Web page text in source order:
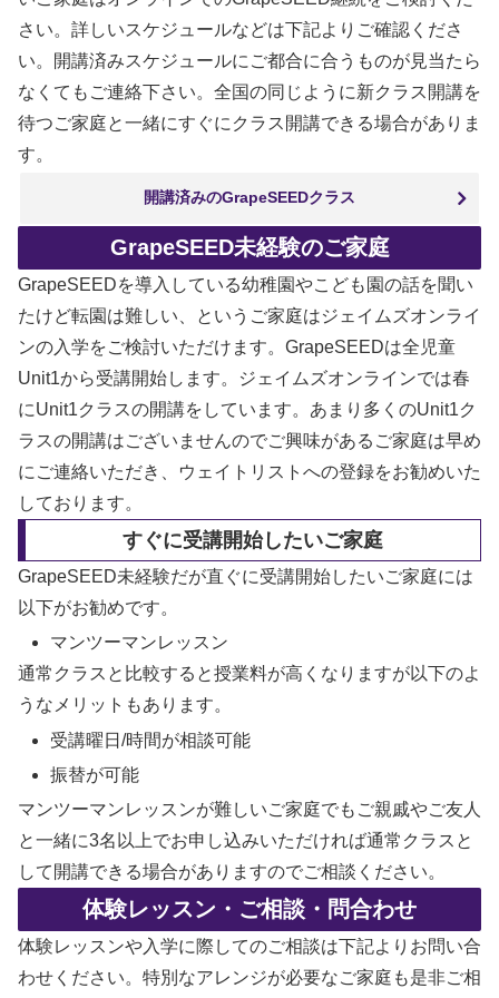
さい。詳しいスケジュールなどは下記よりご確認くださ
い。開講済みスケジュールにご都合に合うものが見当たら
なくてもご連絡下さい。全国の同じように新クラス開講を
待つご家庭と一緒にすぐにクラス開講できる場合がありま
す。
開講済みのGrapeSEEDクラス
GrapeSEED未経験のご家庭
GrapeSEEDを導入している幼稚園やこども園の話を聞い
たけど転園は難しい、というご家庭はジェイムズオンライ
ンの入学をご検討いただけます。GrapeSEEDは全児童
Unit1から受講開始します。ジェイムズオンラインでは春
にUnit1クラスの開講をしています。あまり多くのUnit1ク
ラスの開講はございませんのでご興味があるご家庭は早め
にご連絡いただき、ウェイトリストへの登録をお勧めいた
しております。
すぐに受講開始したいご家庭
GrapeSEED未経験だが直ぐに受講開始したいご家庭には
以下がお勧めです。
マンツーマンレッスン
通常クラスと比較すると授業料が高くなりますが以下のよ
うなメリットもあります。
受講曜日/時間が相談可能
振替が可能
マンツーマンレッスンが難しいご家庭でもご親戚やご友人
と一緒に3名以上でお申し込みいただければ通常クラスと
して開講できる場合がありますのでご相談ください。
体験レッスン・ご相談・問合わせ
体験レッスンや入学に際してのご相談は下記よりお問い合
わせください。特別なアレンジが必要なご家庭も是非ご相